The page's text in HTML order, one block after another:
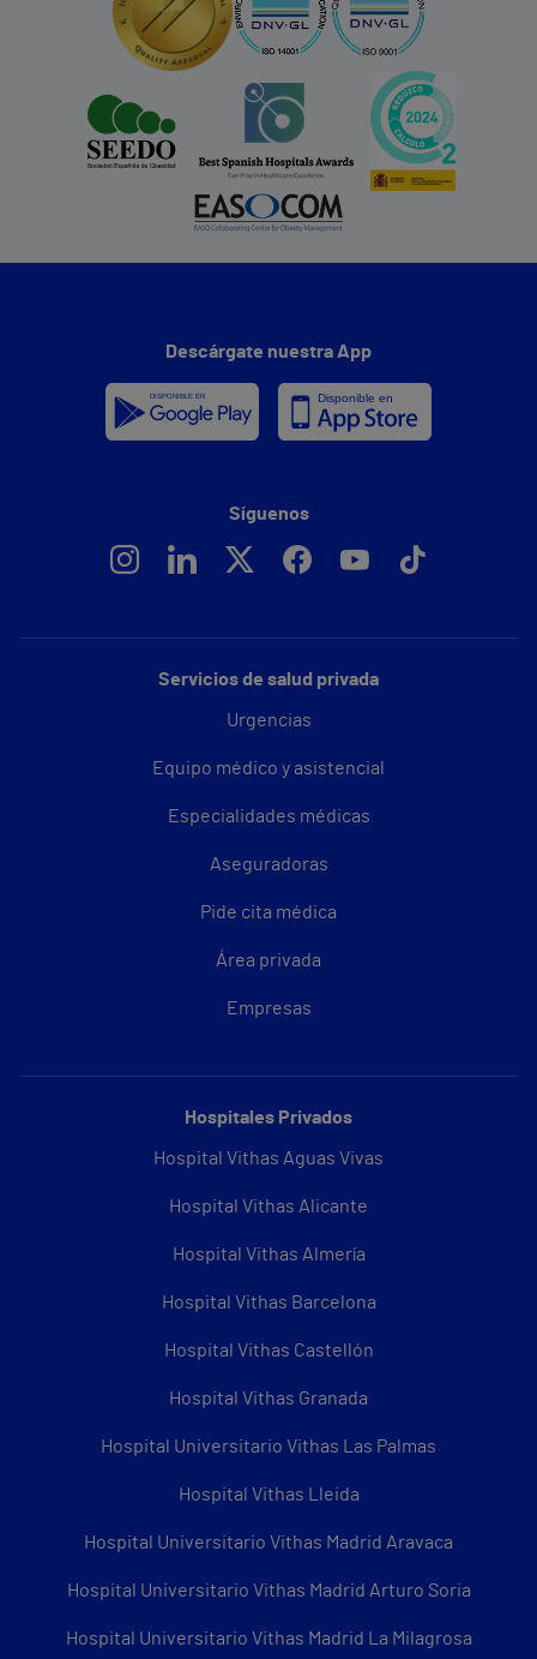
Servicios de salud privada
Urgencias
Equipo médico y asistencial
Especialidades médicas
Aseguradoras
Pide cita médica
Área privada
Empresas
Hospitales Privados
Hospital Vithas Aguas Vivas
Hospital Vithas Alicante
Hospital Vithas Almería
Hospital Vithas Barcelona
Hospital Vithas Castellón
Hospital Vithas Granada
Hospital Universitario Vithas Las Palmas
Hospital Vithas Lleida
Hospital Universitario Vithas Madrid Aravaca
Hospital Universitario Vithas Madrid Arturo Soria
Hospital Universitario Vithas Madrid La Milagrosa
Descárgate nuestra App
Síguenos